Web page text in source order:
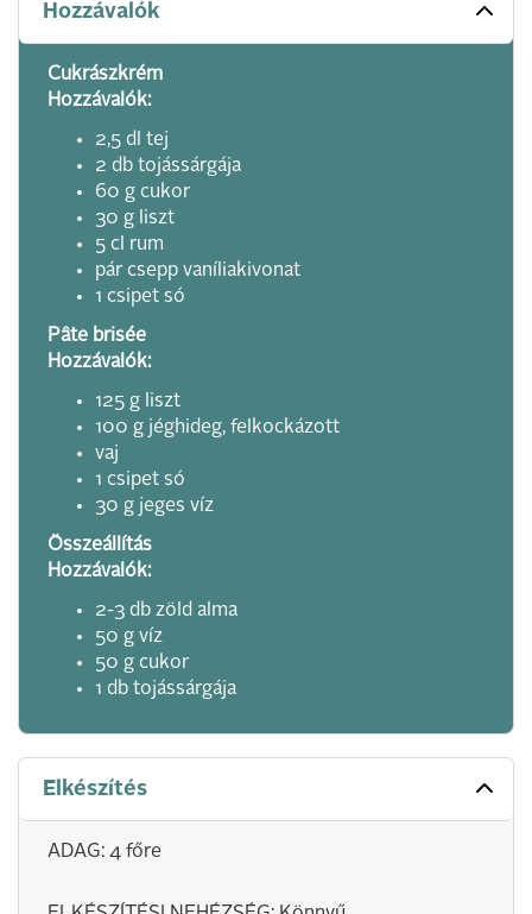
Hozzávalók
Cukrászkrém
Hozzávalók:
2,5 dl tej
2 db tojássárgája
60 g cukor
30 g liszt
5 cl rum
pár csepp vaníliakivonat
1 csipet só
Pâte brisée
Hozzávalók:
125 g liszt
100 g jéghideg, felkockázott
vaj
1 csipet só
30 g jeges víz
Összeállítás
Hozzávalók:
2-3 db zöld alma
50 g víz
50 g cukor
1 db tojássárgája
Elkészítés
ADAG: 4 főre